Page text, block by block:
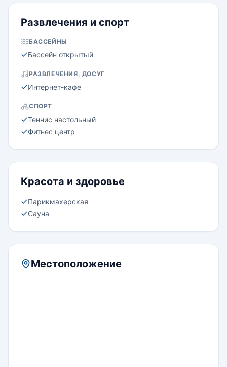
Развлечения и спорт
БАССЕЙНЫ
Бассейн открытый
РАЗВЛЕЧЕНИЯ, ДОСУГ
Интернет-кафе
СПОРТ
Теннис настольный
Фитнес центр
Красота и здоровье
Парикмахерская
Сауна
Местоположение